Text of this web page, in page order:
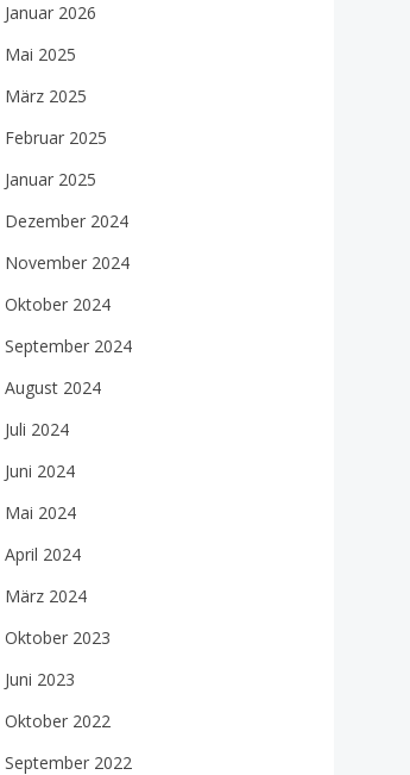
Januar 2026
Mai 2025
März 2025
Februar 2025
Januar 2025
Dezember 2024
November 2024
Oktober 2024
September 2024
August 2024
Juli 2024
Juni 2024
Mai 2024
April 2024
März 2024
Oktober 2023
Juni 2023
Oktober 2022
September 2022